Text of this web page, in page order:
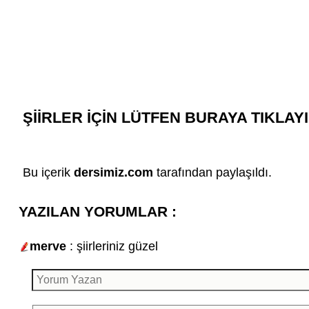
ŞİİRLER İÇİN LÜTFEN BURAYA
Bu içerik dersimiz.com tarafından paylaşıldı.
YAZILAN YORUMLAR :
merve: şiirleriniz güzel